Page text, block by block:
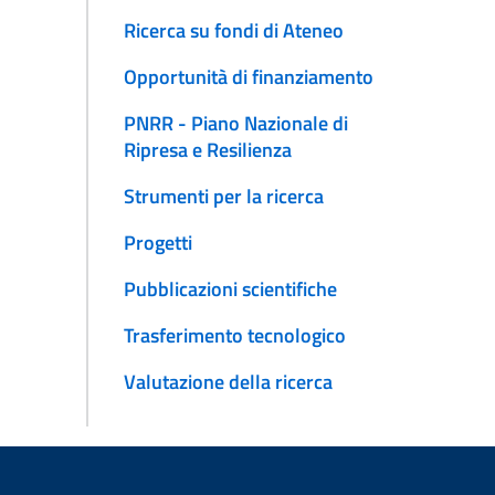
Ricerca su fondi di Ateneo
Opportunità di finanziamento
PNRR - Piano Nazionale di
Ripresa e Resilienza
Strumenti per la ricerca
Progetti
Pubblicazioni scientifiche
Trasferimento tecnologico
Valutazione della ricerca